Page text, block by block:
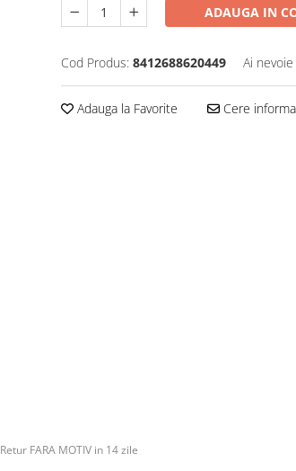
ADAUGA IN
Cod Produs: 8412688620449 Ai
Adauga la Favorite Cere
Retur FARA MOTIV in 14 zile